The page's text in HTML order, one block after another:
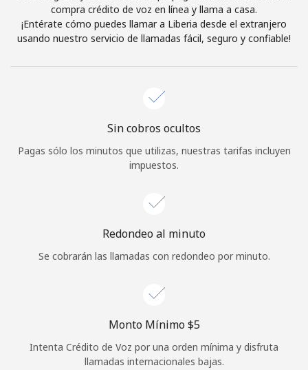
¡Hola!
Iniciar Sesión
Continuar con
compra crédito de voz en línea y llama a casa.
¡Entérate cómo puedes llamar a Liberia desde el extranjero
usando nuestro servicio de llamadas fácil, seguro y confiable!
Sin cobros ocultos
Pagas sólo los minutos que utilizas, nuestras tarifas incluyen
impuestos.
Redondeo al minuto
Se cobrarán las llamadas con redondeo por minuto.
Monto Mínimo ⁦$5⁩
Intenta Crédito de Voz por una orden mínima y disfruta
llamadas internacionales bajas.